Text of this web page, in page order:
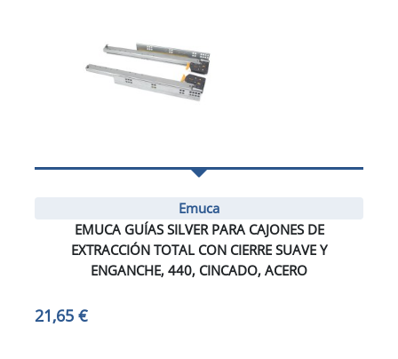
Emuca
EMUCA GUÍAS SILVER PARA CAJONES DE
EXTRACCIÓN TOTAL CON CIERRE SUAVE Y
ENGANCHE, 440, CINCADO, ACERO
21,65 €